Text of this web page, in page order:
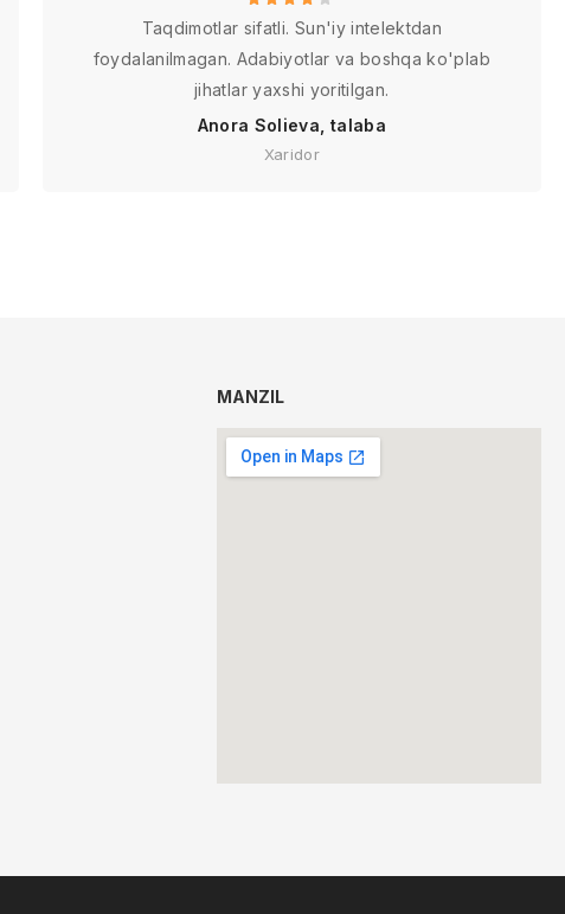
Taqdimotlar sifatli. Sun'iy intelektdan
foydalanilmagan. Adabiyotlar va boshqa ko'plab
jihatlar yaxshi yoritilgan.
Anora Solieva, talaba
Xaridor
MANZIL